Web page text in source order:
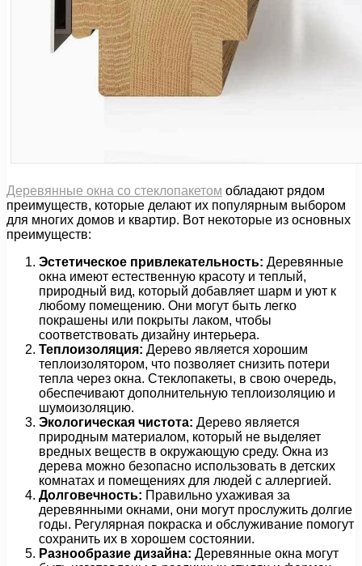
Деревянные окна со стеклопакетом обладают рядом
преимуществ, которые делают их популярным выбором
для многих домов и квартир. Вот некоторые из основных
преимуществ:
Эстетическое привлекательность: Деревянные
окна имеют естественную красоту и теплый,
природный вид, который добавляет шарм и уют к
любому помещению. Они могут быть легко
покрашены или покрыты лаком, чтобы
соответствовать дизайну интерьера.
Теплоизоляция: Дерево является хорошим
теплоизолятором, что позволяет снизить потери
тепла через окна. Стеклопакеты, в свою очередь,
обеспечивают дополнительную теплоизоляцию и
шумоизоляцию.
Экологическая чистота: Дерево является
природным материалом, который не выделяет
вредных веществ в окружающую среду. Окна из
дерева можно безопасно использовать в детских
комнатах и помещениях для людей с аллергией.
Долговечность: Правильно ухаживая за
деревянными окнами, они могут прослужить долгие
годы. Регулярная покраска и обслуживание помогут
сохранить их в хорошем состоянии.
Разнообразие дизайна: Деревянные окна могут